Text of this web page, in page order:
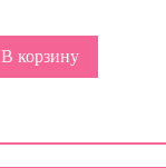
В корзину